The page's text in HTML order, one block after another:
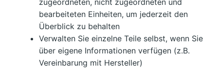
bearbeiteten Einheiten, um jederzeit den
Überblick zu behalten
Verwalten Sie einzelne Teile selbst, wenn Sie
über eigene Informationen verfügen (z.B.
Vereinbarung mit Hersteller)